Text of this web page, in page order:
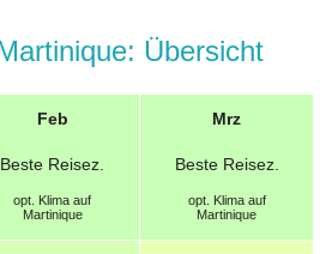
Übersicht
Feb
Beste Reisez.
opt. Klima auf
Martinique
Mrz
Beste Reisez.
opt. Klima auf
Martinique